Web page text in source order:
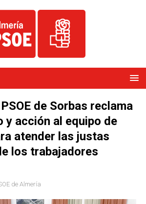
de Sorbas reclama
y acción al equipo de
atender las justas
los trabajadores
de Almería